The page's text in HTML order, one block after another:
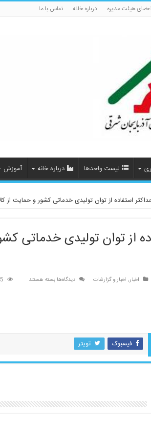
اعضای هیئت مدیره درباره خانه تماس با ما
لیست واحدها درباره خانه آموزش
استفاده از توان تولیدی خدماتی کشور و حمایت از
از توان تولیدی خدماتی
اخبار, اخبار و گزارشات دیدگاه‌ها برای
و
ایرانی
بسته هستند
فیسبوک تویتر